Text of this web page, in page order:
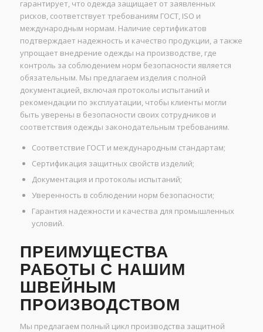
гарантирует, что одежда защищает от заявленных
рисков, соответствует требованиям ГОСТ, ISO и
международным нормам. Наличие сертификатов
подтверждает надежность и качество продукции, а также
упрощает внедрение одежды на производстве, где
контроль за соблюдением норм безопасности является
обязательным. Мы предлагаем изделия с полной
документацией, включая протоколы испытаний и
рекомендации по эксплуатации, чтобы клиенты могли
быть уверены в безопасности своих сотрудников и
соответствия одежды законодательным требованиям.
Соответствие ГОСТ и международным стандартам;
Сертификация защитных свойств изделий;
Документация и протоколы испытаний;
Уверенность в соблюдении норм безопасности;
Гарантия надежности и качества для промышленных
условий.
ПРЕИМУЩЕСТВА
РАБОТЫ С НАШИМ
ШВЕЙНЫМ
ПРОИЗВОДСТВОМ
Мы предлагаем полный цикл производства защитной